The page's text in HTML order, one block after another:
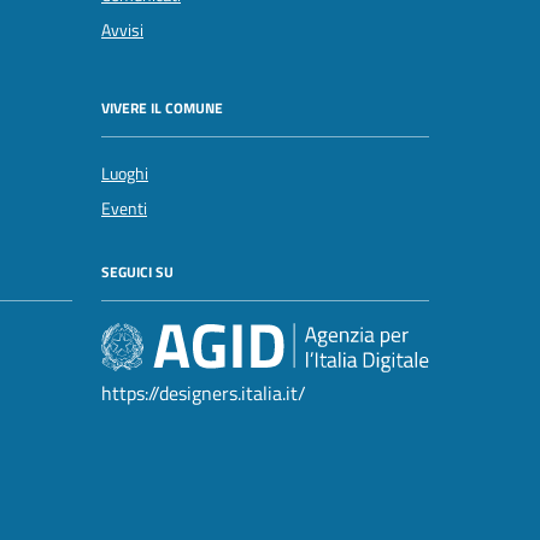
Avvisi
VIVERE IL COMUNE
Luoghi
Eventi
SEGUICI SU
https://designers.italia.it/